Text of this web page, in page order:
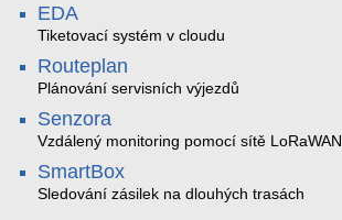
EDA
Tiketovací systém v cloudu
Routeplan
Plánování servisních výjezdů
Senzora
Vzdálený monitoring pomocí sítě LoRaWAN
SmartBox
Sledování zásilek na dlouhých trasách